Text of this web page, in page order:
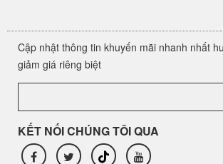
Cập nhật thông tin khuyến mãi nhanh nhất
giảm giá riêng biệt
KẾT NỐI CHÚNG TÔI QUA